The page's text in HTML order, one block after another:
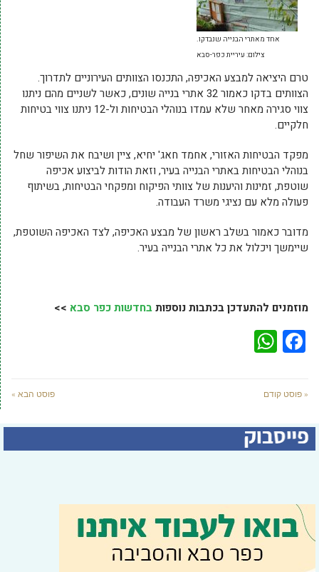
אחד מאתרי הבנייה שנבדקו.
צילום: עיריית כפר-סבא
טרם היציאה למבצע האכיפה, התכנסו הצוותים העירוניים לתדרוך.
הצוותים בדקו כאמור 32 אתרי בנייה שונים, כאשר לשניים מהם ניתנו
צווי סגירה מאחר שלא עמדו בנוהלי הבטיחות ול-12 ניתנו צווי בטיחות
חלקיים.
מפקד הבטיחות האזורי, אחמד חאג' יחיא, ציין ושיבח את השיפור שחל
בנוהלי הבטיחות באתרי הבנייה בעיר, וזאת הודות לביצוע אכיפה
שוטפת, זמינות והיענות של צוותי הפיקוח ומפקחי הבטיחות, בשיתוף
פעולה מלא עם נציגי משרד העבודה.
מדובר כאמור בשלב ראשון של מבצע האכיפה, לצד האכיפה השוטפת,
שיימשך ויכלול את כל אתרי הבנייה בעיר.
מוזמנים להתעדכן בכתבות נוספותבחדשות כפר סבא >>
Facebook
« פוסט קודם פוסט הבא »